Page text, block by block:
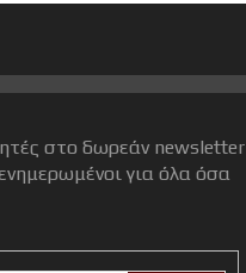
στο δωρεάν newsletter
για όλα όσα